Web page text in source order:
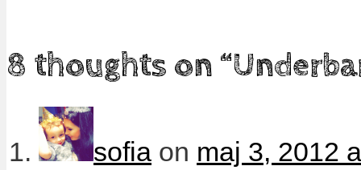
8 thoughts on “
sofia on maj 3, 2012